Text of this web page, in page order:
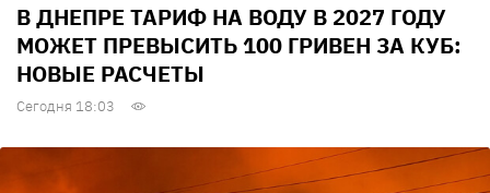
В ДНЕПРЕ ТАРИФ НА ВОДУ В 2027 ГОДУ
МОЖЕТ ПРЕВЫСИТЬ 100 ГРИВЕН ЗА КУБ:
НОВЫЕ РАСЧЕТЫ
Сегодня 18:03